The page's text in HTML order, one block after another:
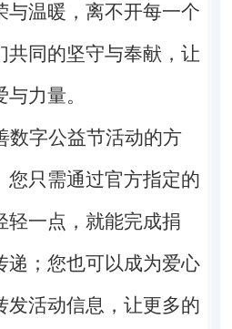
与温暖，离不开每一个
共同的坚守与奉献，让
力量。
数字公益节活动的方
您只需通过官方指定的
轻一点，就能完成捐
递；您也可以成为爱心
发活动信息，让更多的